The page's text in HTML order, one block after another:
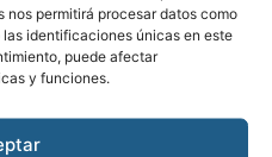
permitirá procesar datos como
identificaciones únicas en este
puede afectar
y funciones.
Cookies
web